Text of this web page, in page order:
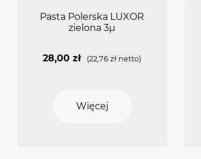
Pasta Polerska LUXOR
zielona 3µ
28,00zł (22,76zł netto)
Więcej